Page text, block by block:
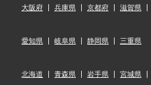
大阪府 兵庫県 京都府 滋賀県
愛知県 岐阜県 静岡県 三重県
北海道 青森県 岩手県 宮城県